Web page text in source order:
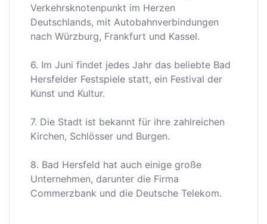
Verkehrsknotenpunkt im Herzen
Deutschlands, mit Autobahnverbindungen
nach Würzburg, Frankfurt und Kassel.
6. Im Juni findet jedes Jahr das beliebte Bad
Hersfelder Festspiele statt, ein Festival der
Kunst und Kultur.
7. Die Stadt ist bekannt für ihre zahlreichen
Kirchen, Schlösser und Burgen.
8. Bad Hersfeld hat auch einige große
Unternehmen, darunter die Firma
Commerzbank und die Deutsche Telekom.